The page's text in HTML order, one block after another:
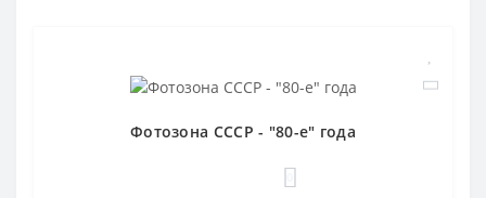
Фотозона СССР - "80-е" года